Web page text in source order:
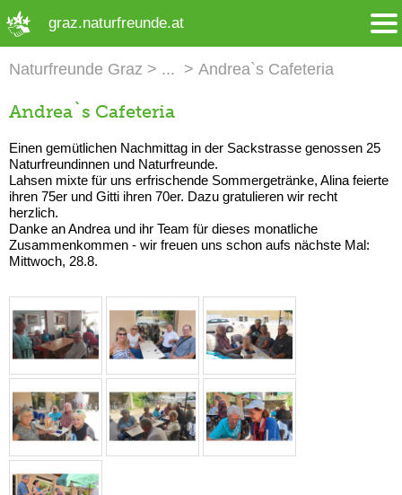
graz.naturfreunde.at
Naturfreunde Graz Andrea`s Cafeteria
Andrea`s Cafeteria
Einen gemütlichen Nachmittag in der Sackstrasse genossen 25
Naturfreundinnen und Naturfreunde.
Lahsen mixte für uns erfrischende Sommergetränke, Alina feierte
ihren 75er und Gitti ihren 70er. Dazu gratulieren wir recht
herzlich.
Danke an Andrea und ihr Team für dieses monatliche
Zusammenkommen - wir freuen uns schon aufs nächste Mal:
Mittwoch, 28.8.